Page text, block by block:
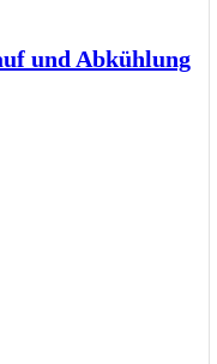
und Abkühlung